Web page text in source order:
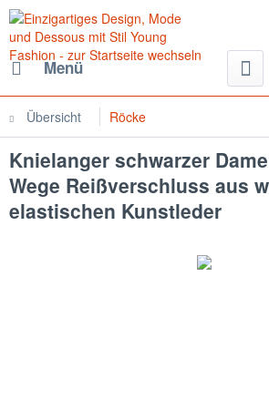
Menü
Übersicht Röcke
Knielanger schwarzer
Wege Reißverschluss aus
elastischen Kunstleder